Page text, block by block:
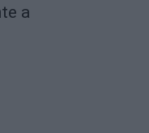
a